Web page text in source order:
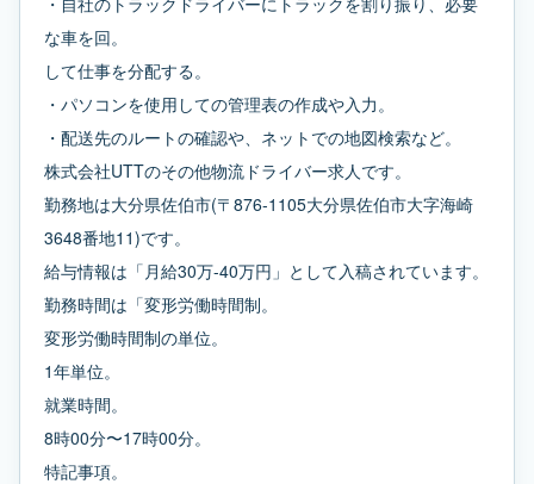
な車を回。
して仕事を分配する。
・パソコンを使用しての管理表の作成や入力。
・配送先のルートの確認や、ネットでの地図検索など。
株式会社UTTのその他物流ドライバー求人です。
勤務地は大分県佐伯市(〒876-1105大分県佐伯市大字海崎
3648番地11)です。
給与情報は「月給30万-40万円」として入稿されています。
勤務時間は「変形労働時間制。
変形労働時間制の単位。
1年単位。
就業時間。
8時00分〜17時00分。
特記事項。